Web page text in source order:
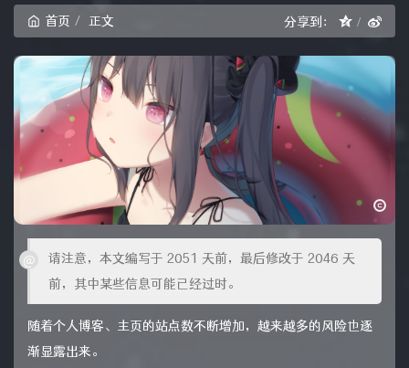
首页 正文 分享到：
请注意，本文编写于 2051 天前，最后修改于 2046 天
前，其中某些信息可能已经过时。
随着个人博客、主页的站点数不断增加，越来越多的风险也逐
渐显露出来。